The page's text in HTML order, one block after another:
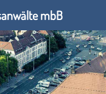
mbB